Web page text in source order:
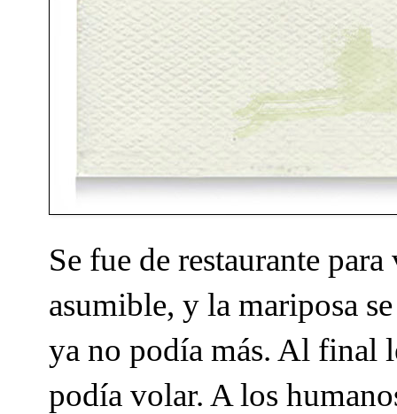
Se fue de restaurante
asumible, y la mariposa
ya no podía más. Al final
podía volar. A los